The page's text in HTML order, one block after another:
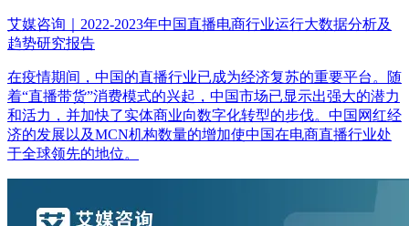
艾媒咨询｜2022-2023年中国直播电商行业运行大数据分析及
趋势研究报告
在疫情期间，中国的直播行业已成为经济复苏的重要平台。随
着“直播带货”消费模式的兴起，中国市场已显示出强大的潜力
和活力，并加快了实体商业向数字化转型的步伐。中国网红经
济的发展以及MCN机构数量的增加使中国在电商直播行业处
于全球领先的地位。